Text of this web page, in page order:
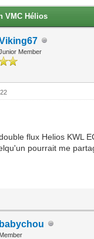
VMC Hélios
Member
flux Helios KWL
pourrait me
babychou
Member